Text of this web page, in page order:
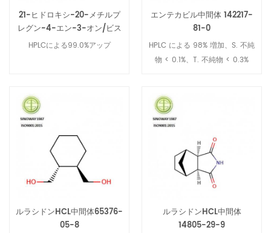
21-ヒドロキシ-20-メチルプ
レグン-4-エン-3-オン/ビス
ノールアルコール/BA
HPLCによる99.0%アップ
エンテカビル中間体 142217-
81-0
HPLC による 98% 増加、S. 不純
物 < 0.1%、T. 不純物 < 0.3%
ルラシドンHCL中間体65376-
05-8
ルラシドンHCL中間体
14805-29-9